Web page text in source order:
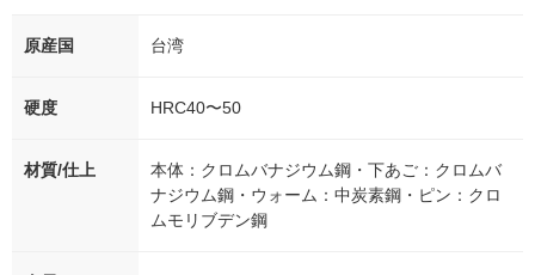
原産国 台湾
硬度 HRC40〜50
材質/仕上
本体：クロムバナジウム鋼・下あご：クロムバ
ナジウム鋼・ウォーム：中炭素鋼・ピン：クロ
ムモリブデン鋼